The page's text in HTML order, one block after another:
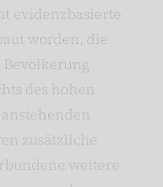
evidenzbasierte
worden, die
des hohen
zusätzliche
weitere